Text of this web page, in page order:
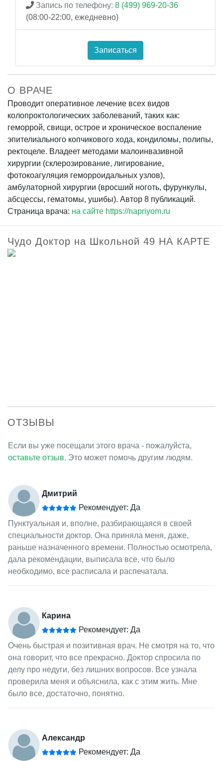
Запись по телефону: 8 (499) 969-20-36
(08:00-22:00, ежедневно)
Записаться
О ВРАЧЕ
Проводит оперативное лечение всех видов
колопроктологических заболеваний, таких как:
геморрой, свищи, острое и хроническое воспаление
эпителиального копчикового хода, кондиломы, полипы,
ректоцеле. Владеет методами малоинвазивной
хирургии (склерозирование, лигирование,
фотокоагуляция геморроидальных узлов),
амбулаторной хирургии (вросший ноготь, фурункулы,
абсцессы, гематомы, ушибы). Автор 8 публикаций.
Страница врача: на сайте https://napriyom.ru
Чудо Доктор на Школьной 49 НА КАРТЕ
ОТЗЫВЫ
Если вы уже посещали этого врача - пожалуйста,
оставьте отзыв. Это может помочь другим людям.
Дмитрий
Рекомендует: Да
Пунктуальная и, вполне, разбирающаяся в своей
специальности доктор. Она приняла меня, даже,
раньше назначенного времени. Полностью осмотрела,
дала рекомендации, выписала все, что было
необходимо, все расписала и распечатала.
Карина
Рекомендует: Да
Очень быстрая и позитивная врач. Не смотря на то, что
она говорит, что все прекрасно. Доктор спросила по
делу про недуги, без лишних вопросов. Все узнала
проверила меня и объяснила, как с этим жить. Мне
было все, достаточно, понятно.
Александр
Рекомендует: Да